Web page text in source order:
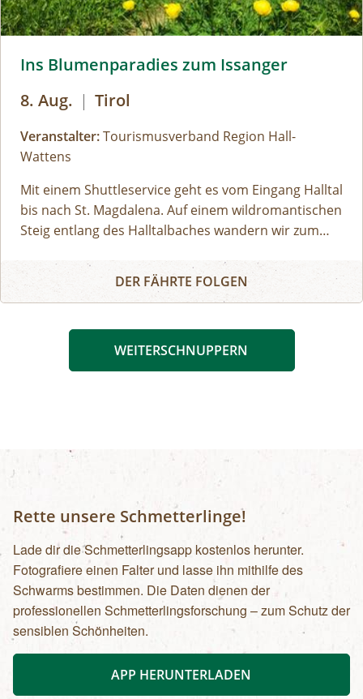
Ins Blumenparadies zum Issanger
8. Aug. | Tirol
Veranstalter:Tourismusverband Region Hall-
Wattens
Mit einem Shuttleservice geht es vom Eingang Halltal
bis nach St. Magdalena. Auf einem wildromantischen
Steig entlang des Halltalbaches wandern wir zum
ist. Ausgerüstet mit Swarovski Ferngläsern lassen
sich mit etwas Glück Gämsen, Steinböcke und
Ins Blumenparadies zum Issanger
DER FÄHRTE FOLGEN
WEITERSCHNUPPERN
Rette unsere Schmetterlinge!
Lade dir die Schmetterlingsapp kostenlos herunter.
Fotografiere einen Falter und lasse ihn mithilfe des
Schwarms bestimmen. Die Daten dienen der
professionellen Schmetterlingsforschung – zum Schutz der
sensiblen Schönheiten.
APP HERUNTERLADEN